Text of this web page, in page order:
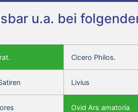
u.a. bei
Cicero Philos.
Livius
Ovid Ars amatoria